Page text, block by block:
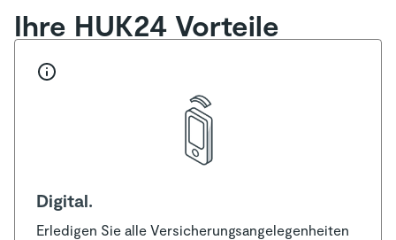
Ihre HUK24 Vorteile
Digital.
Erledigen Sie alle Versicherungsangelegenheiten